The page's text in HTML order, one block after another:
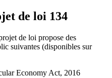
de loi 134
de loi propose des
suivantes (disponibles sur
Economy Act, 2016